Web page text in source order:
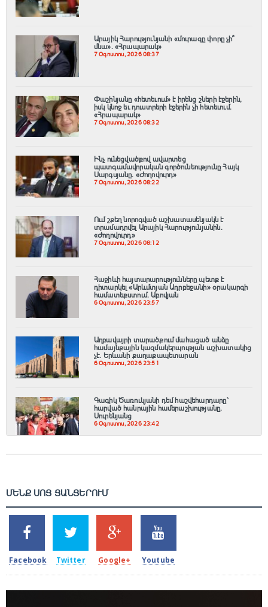
Արայիկ Հարությունյանի «մուրազը փորը չի՞
մնա»․ «Հրապարակ»
7 Օգոստոս, 2026 08:37
Փաշինյանը «հետեւում» է իրենց շների էջերին,
իսկ կնոջ եւ դուստրերի էջերին չի հետեւում․
«Հրապարակ»
7 Օգոստոս, 2026 08:32
Ինչ ունեցվածքով ավարտեց
պատգամավորական գործունեությունը Հայկ
Սարգսյանը. «Ժողովուրդ»
7 Օգոստոս, 2026 08:22
Ում շքեղ նորոգված աշխատասենյակն է
տրամադրվել Արայիկ Հարությունյանին.
«Ժողովուրդ»
7 Օգոստոս, 2026 08:12
Հաջիևի հայտարարությունները պետք է
դիտարկել «Արևմտյան Ադրբեջանի» օրակարգի
համատեքստում․ Աբովյան
6 Օգոստոս, 2026 23:57
Աղբավայրի տարածքում մահացած անձը
համայնքային կազմակերպության աշխատակից
չէ․ Երևանի քաղաքապետարան
6 Օգոստոս, 2026 23:51
Գագիկ Ծառուկյանի դեմ հաշվեհարդարը՝
հարված հանրային համերաշխությանը.
Սուրենյանց
6 Օգոստոս, 2026 23:42
ՄԵՆՔ ՍՈՑ ՑԱՆՑԵՐՈՒՄ
2k
SHARES
Facebook
1.5k
TWEETS
Twitter
203
SHARES
Google+
620
SHARES
Youtube